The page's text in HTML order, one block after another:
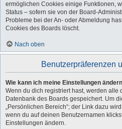
ermöglichen Cookies einige Funktionen,
Status – sofern sie von der Board-
Probleme bei der An- oder Abmeldung
Cookies des Boards löscht.
Nach oben
Benutzerpräferenzen
Wie kann ich meine Einstellungen
Wenn du dich registriert hast, werden alle
Datenbank des Boards gespeichert. Um
„Persönlichen Bereich“; der Link dazu
wenn du auf deinen Benutzernamen
Einstellungen ändern.